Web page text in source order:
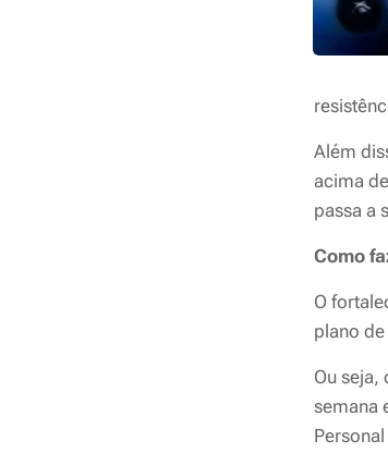
Além
acima
passa a
Como
O
plano
Ou seja,
semana